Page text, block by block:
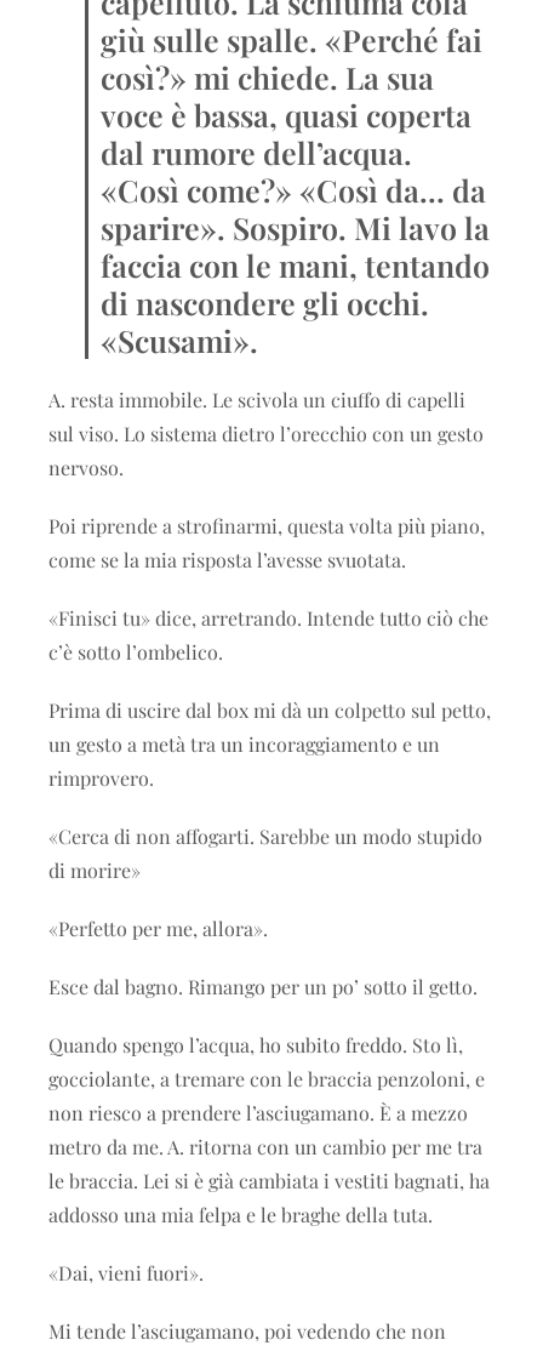
giù sulle spalle. «Perché fai
così?» mi chiede. La sua
voce è bassa, quasi coperta
dal rumore dell’acqua.
«Così come?» «Così da… da
sparire». Sospiro. Mi lavo la
faccia con le mani, tentando
di nascondere gli occhi.
«Scusami».
A. resta immobile. Le scivola un ciuffo di capelli
sul viso. Lo sistema dietro l’orecchio con un gesto
nervoso.
Poi riprende a strofinarmi, questa volta più piano,
come se la mia risposta l’avesse svuotata.
«Finisci tu» dice, arretrando. Intende tutto ciò che
c’è sotto l’ombelico.
Prima di uscire dal box mi dà un colpetto sul petto,
un gesto a metà tra un incoraggiamento e un
rimprovero.
«Cerca di non affogarti. Sarebbe un modo stupido
di morire»
«Perfetto per me, allora».
Esce dal bagno. Rimango per un po’ sotto il getto.
Quando spengo l’acqua, ho subito freddo. Sto lì,
gocciolante, a tremare con le braccia penzoloni, e
non riesco a prendere l’asciugamano. È a mezzo
metro da me. A. ritorna con un cambio per me tra
le braccia. Lei si è già cambiata i vestiti bagnati, ha
addosso una mia felpa e le braghe della tuta.
«Dai, vieni fuori».
Mi tende l’asciugamano, poi vedendo che non